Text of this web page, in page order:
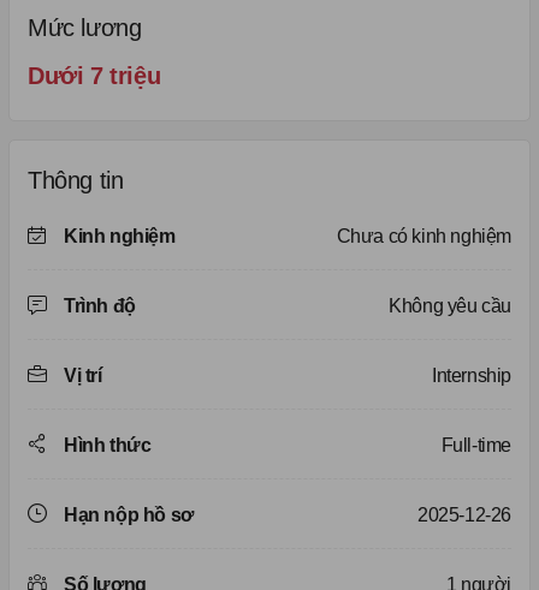
Mức lương
Dưới 7 triệu
Thông tin
Kinh nghiệm Chưa có kinh nghiệm
Trình độ Không yêu cầu
Vị trí Internship
Hình thức Full-time
Hạn nộp hồ sơ 2025-12-26
Số lượng 1 người